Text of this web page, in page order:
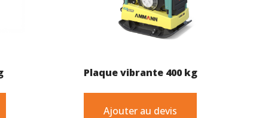
Plaque vibrante 400 kg
Ajouter au devis